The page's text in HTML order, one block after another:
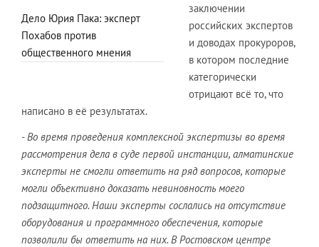
Дело Юрия Пака: эксперт
Похабов против
общественного мнения
заключении
российских экспертов
и доводах прокуроров,
в котором последние
категорически
отрицают всё то, что
написано в её результатах.
- Во время проведения комплексной экспертизы во время
рассмотрения дела в суде первой инстанции, алматинские
эксперты не смогли ответить на ряд вопросов, которые
могли объективно доказать невиновность моего
подзащитного. Наши эксперты сослались на отсутствие
оборудования и программного обеспечения, которые
позволили бы ответить на них. В Ростовском центре